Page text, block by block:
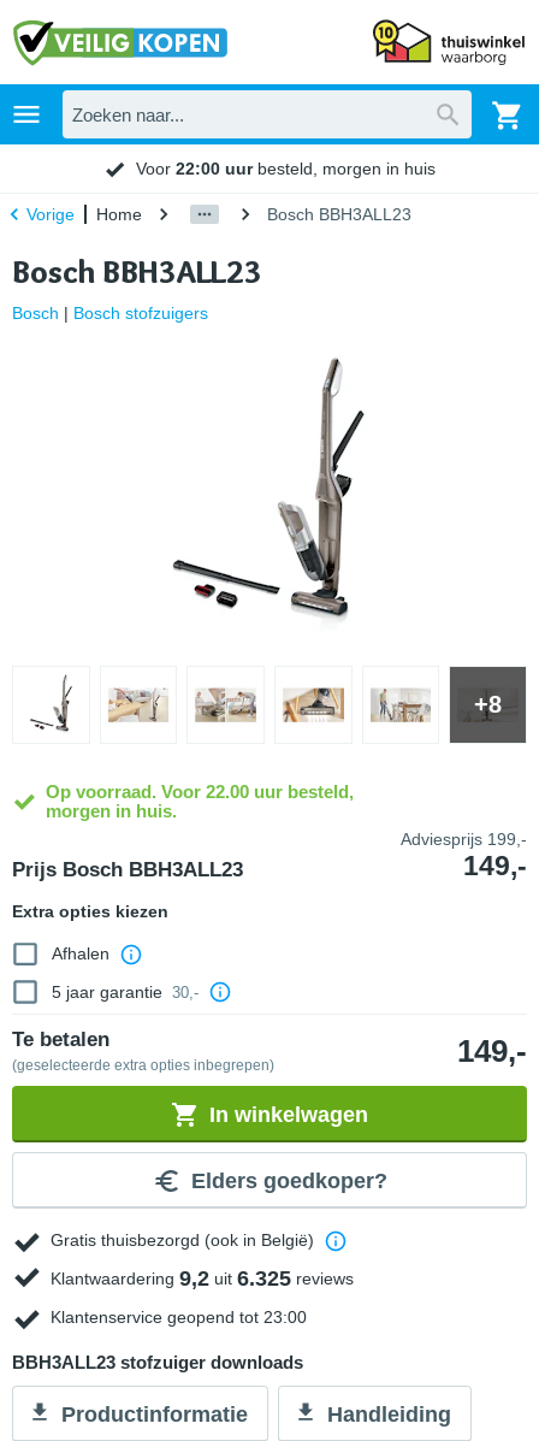
Voor 22:00 uurbesteld, morgen in huis
Vorige Home Bosch BBH3ALL23
Bosch BBH3ALL23
Bosch | Bosch stofzuigers
+8
Op voorraad. Voor 22.00 uur besteld,
morgen in huis.
Prijs Bosch BBH3ALL23
Adviesprijs 199,-
149,-
Extra opties kiezen
Afhalen
5 jaar garantie 30,-
Te betalen
(geselecteerde extra opties inbegrepen) 149,-
In winkelwagen
Elders goedkoper?
Gratis thuisbezorgd (ook in België)
Klantwaardering 9,2 uit 6.325 reviews
Klantenservice geopend tot 23:00
BBH3ALL23 stofzuiger downloads
Productinformatie Handleiding